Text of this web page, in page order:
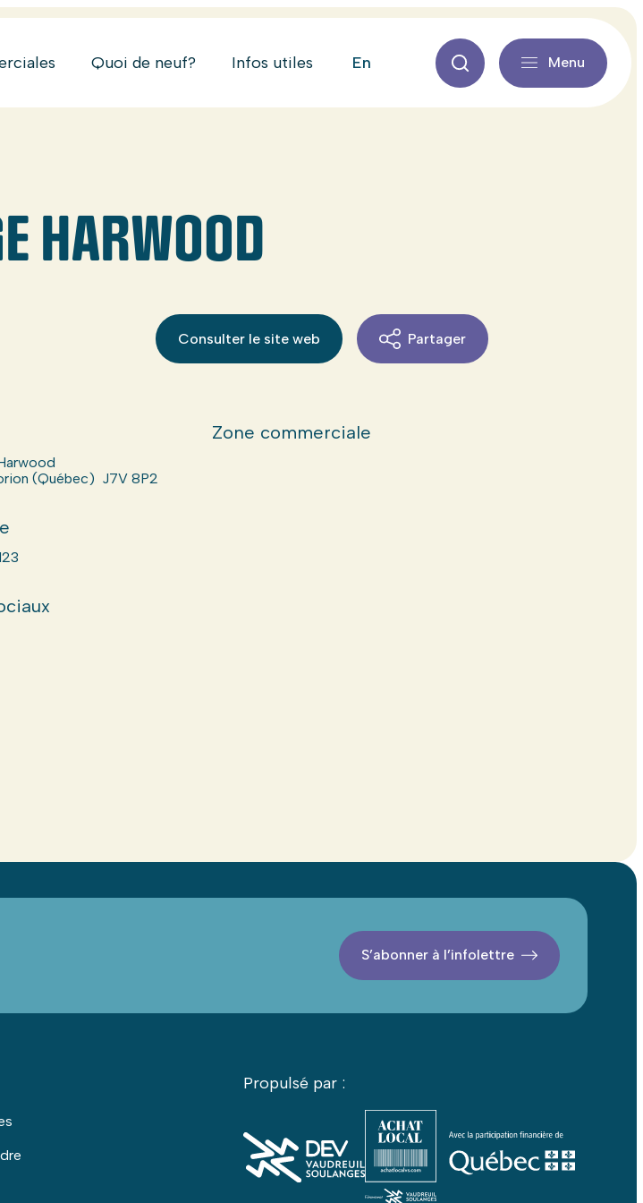
Quoi de neuf? Infos utiles en Menu
HARWOOD
Consulter le site web Partager
(Québec) J7V 8P2
Zone commerciale
S’abonner à l’infolettre
Propulsé par :